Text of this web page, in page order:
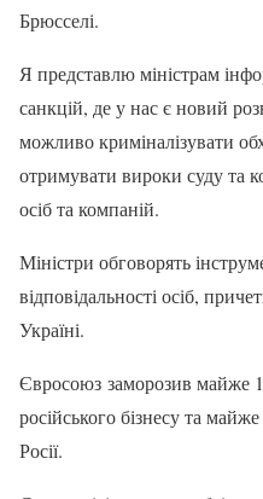
Брюсселі.
Я представлю міністрам
санкцій, де у нас є новий
можливо криміналізувати
отримувати вироки суду та
осіб та компаній.
Міністри обговорять
відповідальності осіб,
Україні.
Євросоюз заморозив майже
російського бізнесу та
Росії.